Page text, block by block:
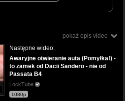
pokaż opis video
Następne wideo:
Awaryjne otwieranie auta (Pomyłka!) -
to zamek od Dacii Sandero - nie od
Passata B4
LockTube
1080p